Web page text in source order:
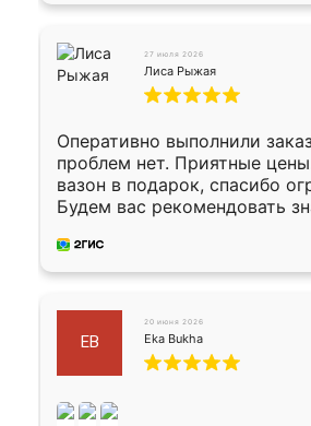
27 июля 2026
Лиса Рыжая
Оперативно выполнили
проблем нет. Приятные
вазон в подарок, спасибо
Будем вас рекомендовать
EB
20 июня 2026
Eka Bukha